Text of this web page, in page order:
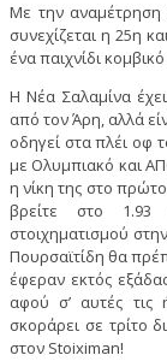
Με την αναμέτρηση
συνεχίζεται η 25η
ένα παιχνίδι
Η Νέα Σαλαμίνα
από τον Άρη, αλλά
οδηγεί στα πλέι οφ
με Ολυμπιακό και
η νίκη της στο
βρείτε στο
στοιχηματισμού
Πουρσαϊτίδη θα
έφεραν εκτός
αφού σ’ αυτές τις
σκοράρει σε τρίτο
στον Stoiximan!